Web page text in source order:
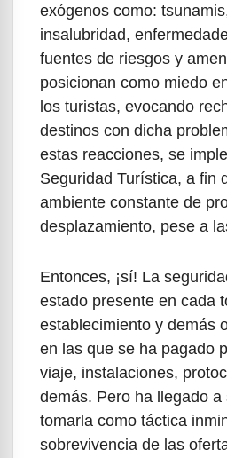
exógenos como:
insalubridad,
fuentes de riesgos y
posicionan como miedo
los turistas, evocando
destinos con dicha
estas reacciones, se
Seguridad Turística, a fin
ambiente constante de
desplazamiento, pese a
Entonces, ¡sí! La
estado presente en cada
establecimiento y demás
en las que se ha pagado
viaje, instalaciones,
demás. Pero ha llegado a
tomarla como táctica
sobrevivencia de las